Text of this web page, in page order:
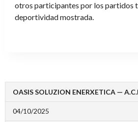
otros participantes por los partidos
deportividad mostrada.
OASIS SOLUZION ENERXETICA —
04/10/2025